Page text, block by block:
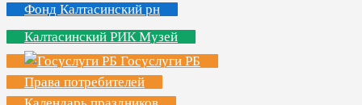
Фонд Калтасинский рн
Калтасинский РИК Музей
Госуслуги РБ
Права потребителей